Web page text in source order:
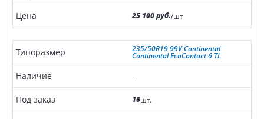
25 100 руб./шт
235/50R19 99V Continental
Continental EcoContact 6 TL
-
16шт.